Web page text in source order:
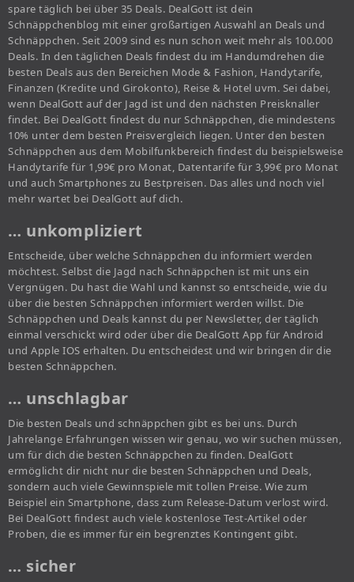
spare täglich bei über 35 Deals. DealGott ist dein
Schnäppchenblog mit einer großartigen Auswahl an Deals und
Schnäppchen. Seit 2009 sind es nun schon weit mehr als 100.000
Deals. In den täglichen Deals findest du im Handumdrehen die
besten Deals aus den Bereichen Mode & Fashion, Handytarife,
Finanzen (Kredite und Girokonto), Reise & Hotel uvm. Sei dabei,
wenn DealGott auf der Jagd ist und den nächsten Preisknaller
findet. Bei DealGott findest du nur Schnäppchen, die mindestens
10% unter dem besten Preisvergleich liegen. Unter den besten
Schnäppchen aus dem Mobilfunkbereich findest du beispielsweise
Handytarife für 1,99€ pro Monat, Datentarife für 3,99€ pro Monat
und auch Smartphones zu Bestpreisen. Das alles und noch viel
mehr wartet bei DealGott auf dich.
… unkompliziert
Entscheide, über welche Schnäppchen du informiert werden
möchtest. Selbst die Jagd nach Schnäppchen ist mit uns ein
Vergnügen. Du hast die Wahl und kannst so entscheide, wie du
über die besten Schnäppchen informiert werden willst. Die
Schnäppchen und Deals kannst du per Newsletter, der täglich
einmal verschickt wird oder über die DealGott App für Android
und Apple IOS erhalten. Du entscheidest und wir bringen dir die
besten Schnäppchen.
… unschlagbar
Die besten Deals und schnäppchen gibt es bei uns. Durch
Jahrelange Erfahrungen wissen wir genau, wo wir suchen müssen,
um für dich die besten Schnäppchen zu finden. DealGott
ermöglicht dir nicht nur die besten Schnäppchen und Deals,
sondern auch viele Gewinnspiele mit tollen Preise. Wie zum
Beispiel ein Smartphone, dass zum Release-Datum verlost wird.
Bei DealGott findest auch viele kostenlose Test-Artikel oder
Proben, die es immer für ein begrenztes Kontingent gibt.
… sicher